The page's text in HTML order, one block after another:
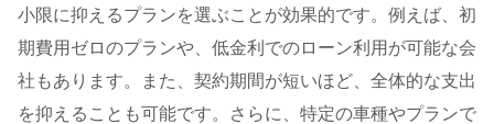
小限に抑えるプランを選ぶことが効果的です。例えば、初
期費用ゼロのプランや、低金利でのローン利用が可能な会
社もあります。また、契約期間が短いほど、全体的な支出
を抑えることも可能です。さらに、特定の車種やプランで